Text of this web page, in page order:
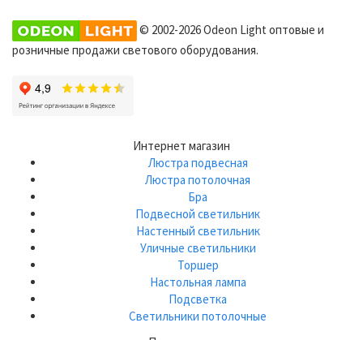
© 2002-2026 Odeon Light оптовые и
розничные продажи светового оборудования.
Интернет магазин
Люстра подвесная
Люстра потолочная
Бра
Подвесной светильник
Настенный светильник
Уличные светильники
Торшер
Настольная лампа
Подсветка
Светильники потолочные